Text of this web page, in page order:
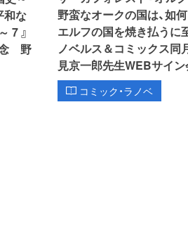
和な
7 』
念 野
野蛮なオークの国は、如
エルフの国を焼き払うに
ノベルス＆コミックス
見京一郎先生WEBサイ
コミック・ラノベ